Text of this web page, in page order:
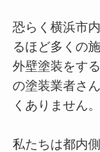
恐らく横浜市
るほど多くの
外壁塗装をす
の塗装業者さ
くありません。
私たちは都内